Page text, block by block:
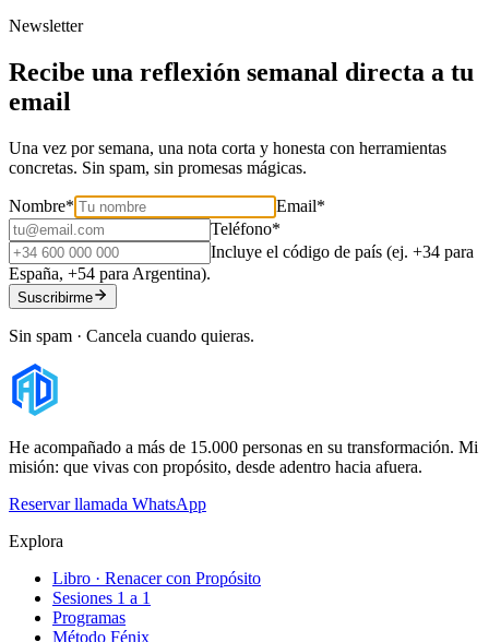
Newsletter
Recibe una reflexión semanal directa a tu
email
Una vez por semana, una nota corta y honesta con herramientas
concretas. Sin spam, sin promesas mágicas.
Nombre* Email*
Teléfono*
Incluye el código de país (ej. +34 para
España, +54 para Argentina).
Suscribirme
Sin spam · Cancela cuando quieras.
He acompañado a más de 15.000 personas en su transformación. Mi
misión: que vivas con propósito, desde adentro hacia afuera.
Reservar llamada WhatsApp
Explora
Libro · Renacer con Propósito
Sesiones 1 a 1
Programas
Método Fénix